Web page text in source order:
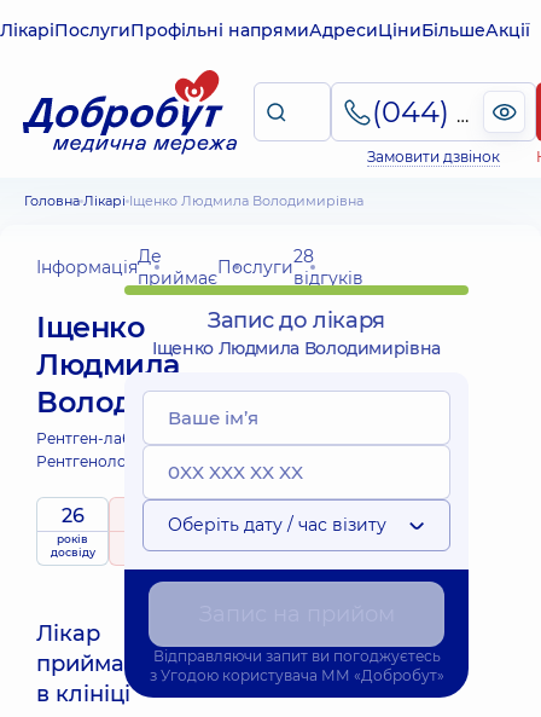
ЛікаріПослугиПрофільні напрямиАдресиЦіниБільшеАкції
(044) 495-2-888
Замовити дзвінок
Головна Лікарі Іщенко Людмила Володимирівна
ІнформаціяДе
приймаєПослуги28
відгуків
Іщенко
Людмила
Володимирівна
Рентген-лаборант;
Рентгенолог;
26
років
досвіду
5 / 5
на підставі
28 відгуків
Лікар
приймає
в клініці
Найближчий час прийому: Завтра о 09:15
Запис до лікаря
Іщенко Людмила Володимирівна
Оберіть дату / час візиту
Відправляючи запит ви погоджуєтесь
з Угодою користувача ММ «Добробут»